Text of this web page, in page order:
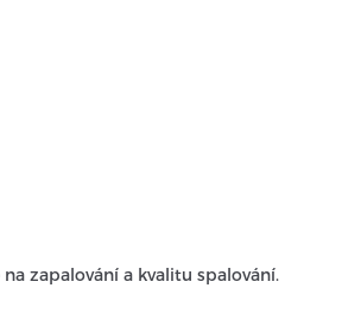
zapalování a kvalitu spalování.